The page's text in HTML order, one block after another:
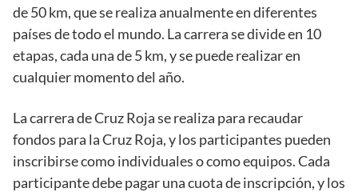
de 50 km, que se realiza anualmente en diferentes
países de todo el mundo. La carrera se divide en 10
etapas, cada una de 5 km, y se puede realizar en
cualquier momento del año.
La carrera de Cruz Roja se realiza para recaudar
fondos para la Cruz Roja, y los participantes pueden
inscribirse como individuales o como equipos. Cada
participante debe pagar una cuota de inscripción, y los